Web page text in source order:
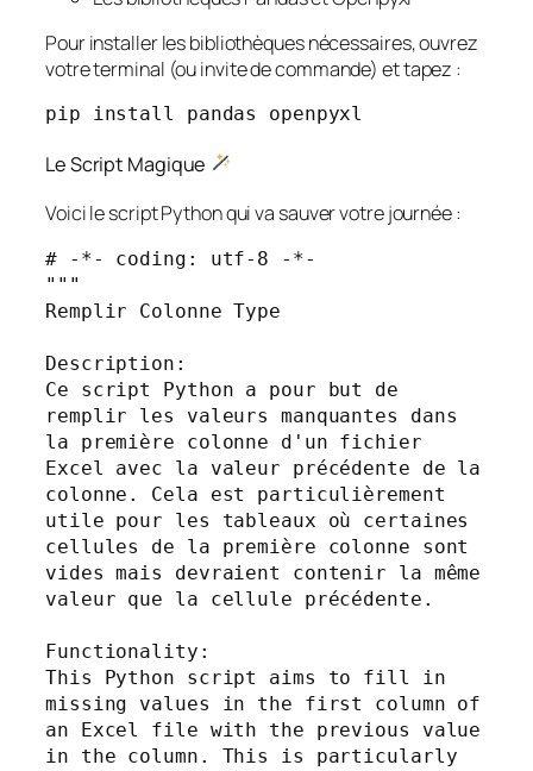
Pour installer les bibliothèques nécessaires, ouvrez
votre terminal (ou invite de commande) et tapez :
Le Script Magique
Voici le script Python qui va sauver votre journée :
# -*- coding: utf-8 -*-
"""
Remplir Colonne Type
Description:
Ce script Python a pour but de
remplir les valeurs manquantes dans
la première colonne d'un fichier
Excel avec la valeur précédente de la
colonne. Cela est particulièrement
utile pour les tableaux où certaines
cellules de la première colonne sont
vides mais devraient contenir la même
valeur que la cellule précédente.
Functionality:
This Python script aims to fill in
missing values in the first column of
an Excel file with the previous value
in the column. This is particularly